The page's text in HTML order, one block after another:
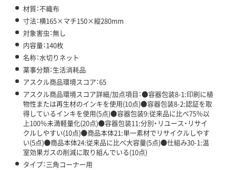
材質：不織布
寸法：横165×マチ150×縦280mm
対象害虫：無し
内容量：140枚
名称：水切りネット
薬事分類：生活消耗品
アスクル商品環境スコア：65
アスクル商品環境スコア詳細/加点項目：●容器包装8-1:印刷に植
物性または再生材のインキを使用(10点)●容器包装8-2:認証を取
得しているインキを使用(5点)●容器包装9:従来品に比べ75％以
上100％未満軽量化(20点)●容器包装11:分別・リユース・リサイ
クルしやすい(10点)●商品本体21:単一素材でリサイクルしやす
い(5点)●商品本体24:従来品に比べ大容量(5点)●仕組み30-1:温
室効果ガスの削減に取り組んでいる(10点)
タイプ：三角コーナー用